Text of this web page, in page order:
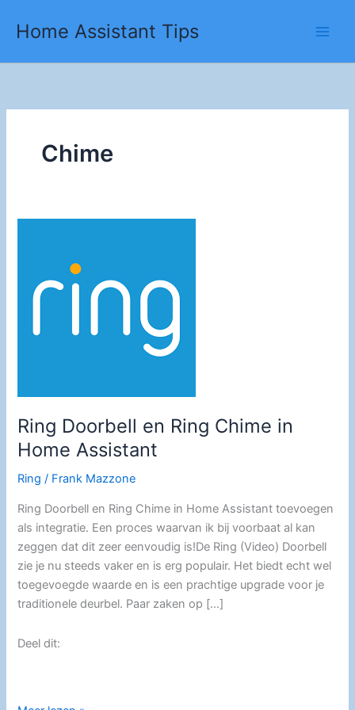
naar
inhoud
Home Assistant Tips
Chime
Ring Doorbell en Ring Chime in
Home Assistant
Ring / Frank Mazzone
Ring Doorbell en Ring Chime in Home Assistant toevoegen
als integratie. Een proces waarvan ik bij voorbaat al kan
zeggen dat dit zeer eenvoudig is!De Ring (Video) Doorbell
zie je nu steeds vaker en is erg populair. Het biedt echt wel
toegevoegde waarde en is een prachtige upgrade voor je
traditionele deurbel. Paar zaken op […]
Deel dit: